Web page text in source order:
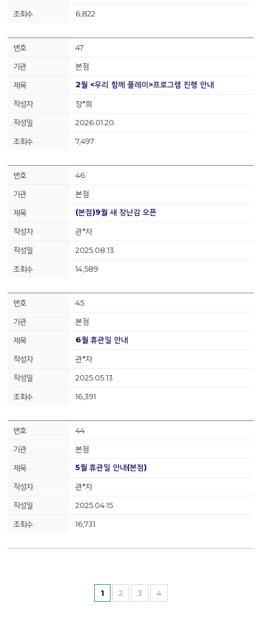
6,822
47
본점
2월 <우리 함께 플레이>프로그램 진행 안내
장*희
2026.01.20
7,497
46
본점
(본점)9월 새 장난감 오픈
관*자
2025.08.13
14,589
45
본점
6월 휴관일 안내
관*자
2025.05.13
16,391
44
본점
5월 휴관일 안내(본점)
관*자
2025.04.15
16,731
1 2 3 4